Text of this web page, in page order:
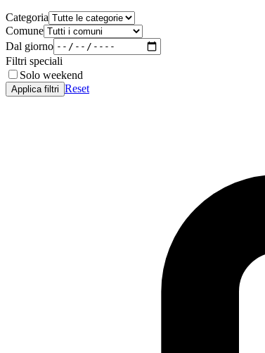
Categoria
Comune
Dal giorno
Filtri speciali
Solo weekend
Applica filtri Reset